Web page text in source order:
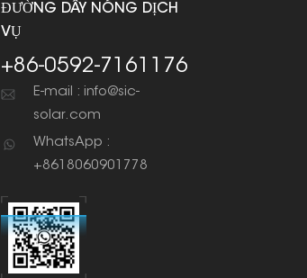
ĐƯỜNG DÂY NÓNG DỊCH
VỤ
+86-0592-7161176
E-mail : info@sic-
solar.com
WhatsApp :
+8618060901778